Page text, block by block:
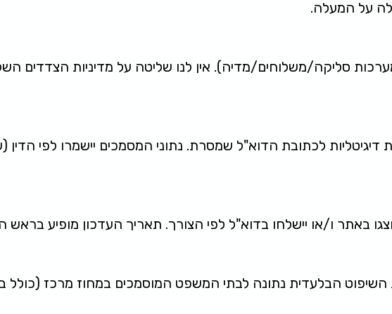
על המעלה.
סליקה/משלוחים/מדיה). אין לנו שליטה על מדיניות הצדדים
לכתובת הדוא"ל שמסרת. נתוני המסמכים יישמרו לפי הדין
באתר ו/או יישלחו בדוא"ל לפי הצורך. תאריך העדכון מופיע בראש
השיפוט הבלעדית נתונה לבתי המשפט המוסמכים במחוז מרכז